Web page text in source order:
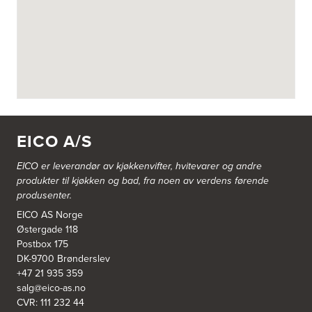
Aurland Elektriske AS
Odden 10 A
Tel.:57-633463
Bekkestua kjøkkenstudio as
Gamle Ringeriksvei 32
1357 Bekkestua
Tel.:99228877
Bergen Kjøkkensenter A/S
Hellevegen 228
5039 Bergen
Tel.:55-395060
EICO A/S
EICO er leverandør av kjøkkenvifter, hvitevarer og andre
produkter til kjøkken og bad, fra noen av verdens førende
produsenter.
EICO AS Norge
Østergade 118
Postbox 175
DK-9700 Brønderslev
+47 21 935 359
salg@eico-as.no
CVR: 111 232 44